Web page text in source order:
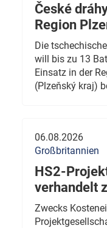
České
Region
Die
will bis zu 13
Einsatz in der
(Plzeňský kraj)
06.08.2026
Großbritannien
HS2-
verhandelt
Zwecks